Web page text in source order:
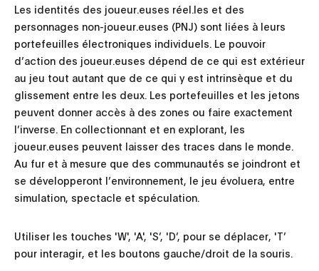
Les identités des joueur.euses réel.les et des
personnages non-joueur.euses (PNJ) sont liées à leurs
portefeuilles électroniques individuels. Le pouvoir
d’action des joueur.euses dépend de ce qui est extérieur
au jeu tout autant que de ce qui y est intrinsèque et du
glissement entre les deux. Les portefeuilles et les jetons
peuvent donner accès à des zones ou faire exactement
l’inverse. En collectionnant et en explorant, les
joueur.euses peuvent laisser des traces dans le monde.
Au fur et à mesure que des communautés se joindront et
se développeront l’environnement, le jeu évoluera, entre
simulation, spectacle et spéculation.
Utiliser les touches 'W', 'A', 'S’, 'D’, pour se déplacer, 'T’
pour interagir, et les boutons gauche/droit de la souris.